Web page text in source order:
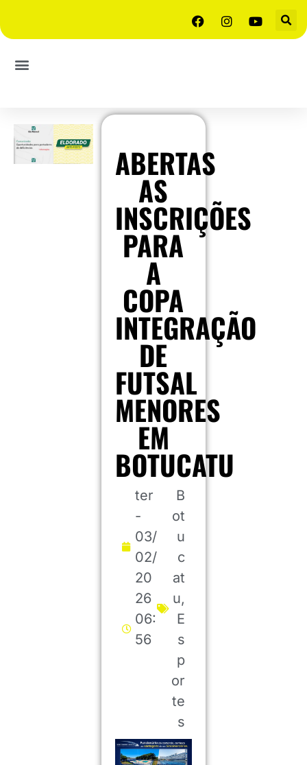
ABERTAS
AS
INSCRIÇÕES
PARA
A
COPA
INTEGRAÇÃO
DE
FUTSAL
MENORES
EM
BOTUCATU
ter
-
03/
02/
20
26
06:
56
B
ot
u
c
at
u,
E
s
p
or
te
s